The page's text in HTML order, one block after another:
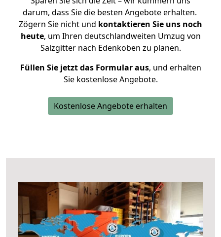
darum, dass Sie die besten Angebote erhalten.
Zögern Sie nicht und kontaktieren Sie uns noch
heute, um Ihren deutschlandweiten Umzug von
Salzgitter nach Edenkoben zu planen.
Füllen Sie jetzt das Formular aus, und erhalten
Sie kostenlose Angebote.
Kostenlose Angebote erhalten